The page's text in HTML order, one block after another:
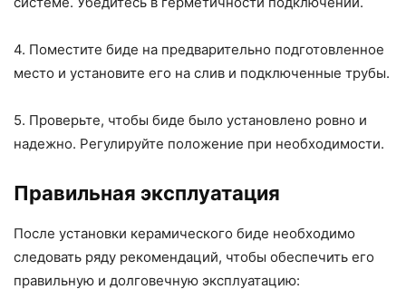
4. Поместите биде на предварительно подготовленное
место и установите его на слив и подключенные трубы.
5. Проверьте, чтобы биде было установлено ровно и
надежно. Регулируйте положение при необходимости.
Правильная эксплуатация
После установки керамического биде необходимо
следовать ряду рекомендаций, чтобы обеспечить его
правильную и долговечную эксплуатацию: